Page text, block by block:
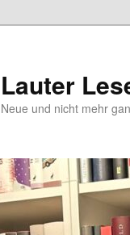
Lauter
Neue und nicht mehr